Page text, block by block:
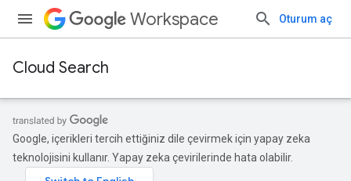
Workspace Oturum aç
Cloud Search
Google, içerikleri tercih ettiğiniz dile çevirmek için yapay zeka
teknolojisini kullanır. Yapay zeka çevirilerinde hata olabilir.